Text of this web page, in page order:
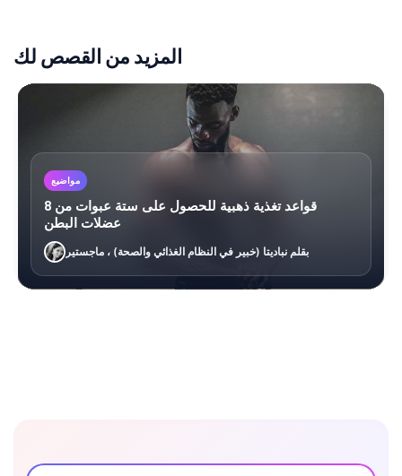
المزيد من القصص لك
مواضيع
8 قواعد تغذية ذهبية للحصول على ستة عبوات من
عضلات البطن
بقلم نباديتا (خبير في النظام الغذائي والصحة) ، ماجستير